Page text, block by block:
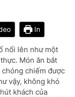
In
nổi lên như một
Món ăn bắt
chóng chiếm được
vậy, không khó
khách của